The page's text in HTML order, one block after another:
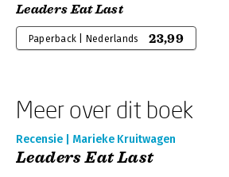
Leaders Eat Last
Paperback | Nederlands 23,99
Meer over dit boek
Recensie | Marieke Kruitwagen
Leaders Eat Last